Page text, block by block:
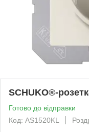
SCHUKO®-
Готово до відправки
Код: AS1520KL